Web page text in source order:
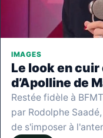
IMAGES
Le look en
d’Apolline de
Restée fidèle à
par Rodolphe
de s'imposer à